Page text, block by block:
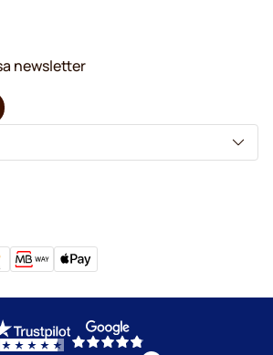
newsletter